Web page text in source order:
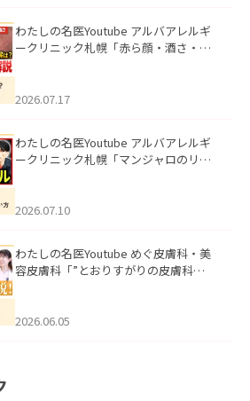
わたしの名医Youtube アルバアレルギ
ークリニック札幌「赤ら顔・酒さ・ニ
した。
2026.07.17
わたしの名医Youtube アルバアレルギ
ークリニック札幌「マンジャロのリア
た。
2026.07.10
わたしの名医Youtube めぐ皮膚科・美
容皮膚科「”とおりすがりの皮膚科
2026.06.05